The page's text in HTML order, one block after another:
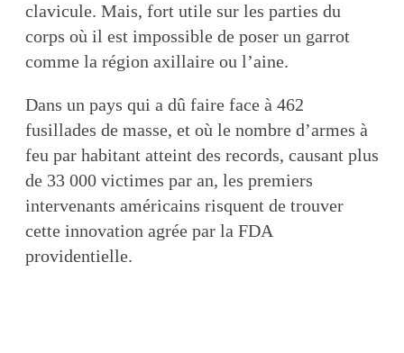
clavicule. Mais, fort utile sur les parties du
corps où il est impossible de poser un garrot
comme la région axillaire ou l’aine.
Dans un pays qui a dû faire face à 462
fusillades de masse, et où le nombre d’armes à
feu par habitant atteint des records, causant plus
de 33 000 victimes par an, les premiers
intervenants américains risquent de trouver
cette innovation agrée par la FDA
providentielle.